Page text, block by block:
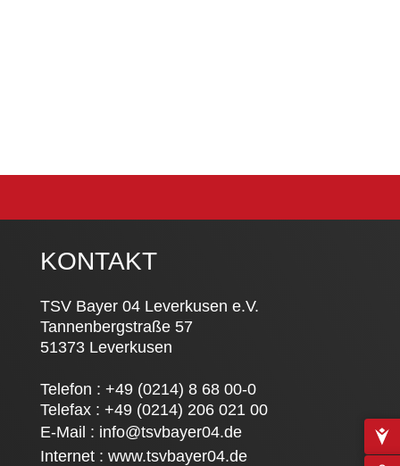
KONTAKT
TSV Bayer 04 Leverkusen e.V.
Tannenbergstraße 57
51373 Leverkusen
Telefon : +49 (0214) 8 68 00-0
Telefax : +49 (0214) 206 021 00
E-Mail : info@tsvbayer04.de
Internet : www.tsvbayer04.de